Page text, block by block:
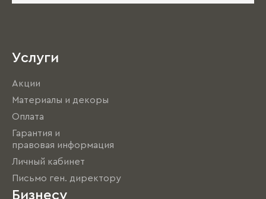
Услуги
Акции
Материалы и декоры
Оплата
Гарантия и
правовая информация
Личный кабинет
Письмо ген. директору
Бизнесу